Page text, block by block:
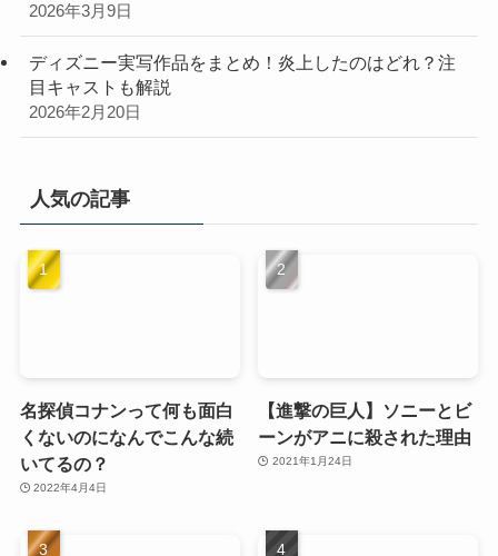
2026年3月9日
ディズニー実写作品をまとめ！炎上したのはどれ？注
目キャストも解説
2026年2月20日
人気の記事
名探偵コナンって何も面白
くないのになんでこんな続
いてるの？
2022年4月4日
【進撃の巨人】ソニーとビ
ーンがアニに殺された理由
2021年1月24日